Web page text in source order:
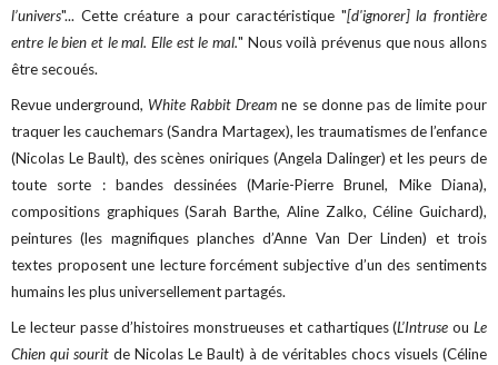
l’univers"... Cette créature a pour caractéristique "[d'ignorer] la frontière
entre le bien et le mal. Elle est le mal." Nous voilà prévenus que nous allons
être secoués.
Revue underground, White Rabbit Dream ne se donne pas de limite pour
traquer les cauchemars (Sandra Martagex), les traumatismes de l’enfance
(Nicolas Le Bault), des scènes oniriques (Angela Dalinger) et les peurs de
toute sorte : bandes dessinées (Marie-Pierre Brunel, Mike Diana),
compositions graphiques (Sarah Barthe, Aline Zalko, Céline Guichard),
peintures (les magnifiques planches d’Anne Van Der Linden) et trois
textes proposent une lecture forcément subjective d’un des sentiments
humains les plus universellement partagés.
Le lecteur passe d’histoires monstrueuses et cathartiques (L’Intruse ou Le
Chien qui sourit de Nicolas Le Bault) à de véritables chocs visuels (Céline